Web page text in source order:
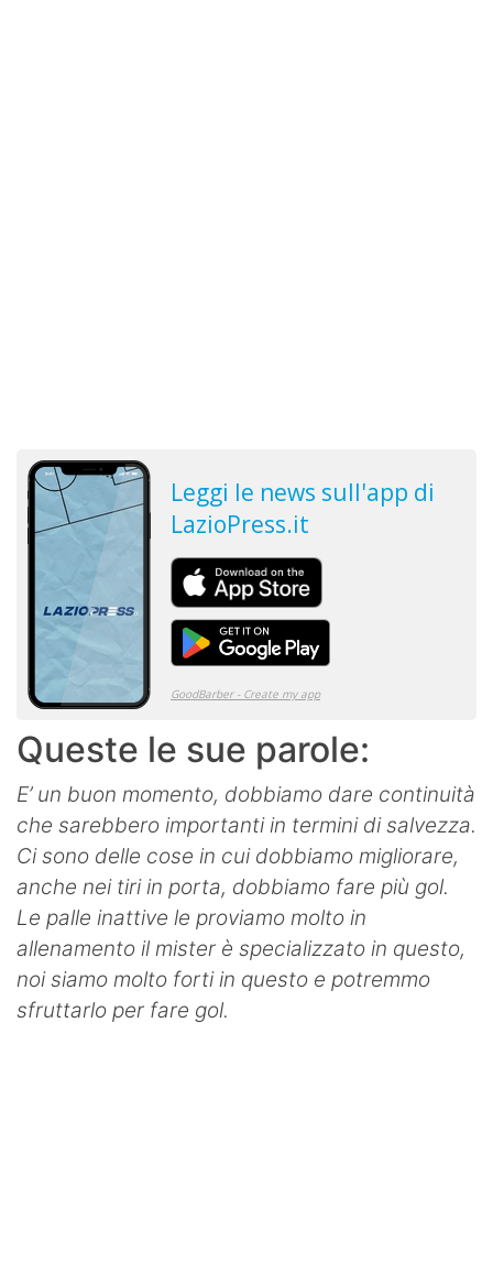
Queste le sue parole:
E’ un buon momento, dobbiamo dare continuità
che sarebbero importanti in termini di salvezza.
Ci sono delle cose in cui dobbiamo migliorare,
anche nei tiri in porta, dobbiamo fare più gol.
Le palle inattive le proviamo molto in
allenamento il mister è specializzato in questo,
noi siamo molto forti in questo e potremmo
sfruttarlo per fare gol.